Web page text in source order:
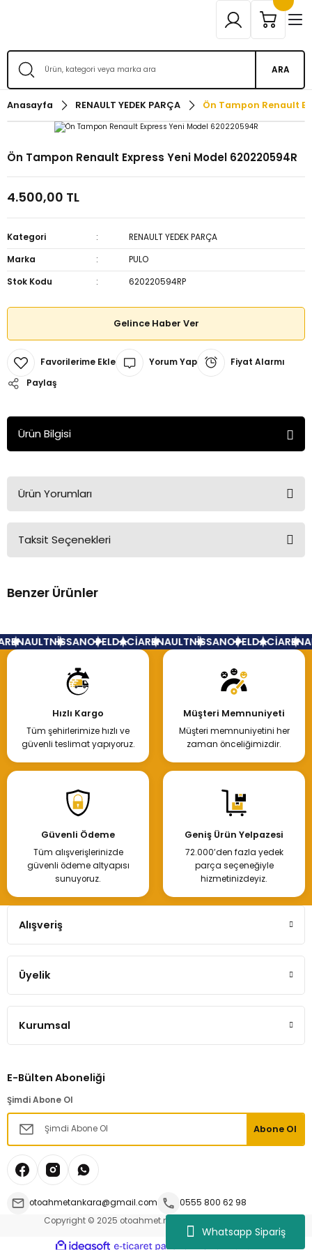
Whatsapp Sipariş
ARA
Anasayfa RENAULT YEDEK PARÇA Ön Tampon Renault
Ön Tampon Renault Express Yeni Model 620220594R
4.500,00 TL
Kategori
RENAULT YEDEK PARÇA
Marka
PULO
Stok Kodu
620220594RP
Gelince Haber Ver
Yorum Yap
Fiyat Alarmı
Paylaş
Ürün Bilgisi
Ürün Yorumları
Bu ürüne ilk yorumu siz yapın!
Taksit Seçenekleri
Benzer Ürünler
23.621,72 TL
Hemen İncele
RENAULTNİSSANOPELDACİARENAULTNİSSANOPELDACİA
Hızlı Kargo
Tüm şehirlerimize hızlı ve
güvenli teslimat yapıyoruz.
Müşteri Memnuniyeti
Müşteri memnuniyetini her
zaman önceliğimizdir.
Güvenli Ödeme
Tüm alışverişlerinizde
güvenli ödeme altyapısı
sunuyoruz.
Geniş Ürün Yelpazesi
72.000’den fazla yedek
parça seçeneğiyle
hizmetinizdeyiz.
Alışveriş
Üyelik
Kurumsal
E-Bülten Aboneliği
Şimdi Abone Ol
Abone Ol
otoahmetankara@gmail.com
0555 800 62 98
Copyright © 2025 otoahmet.net | Tüm hakları saklıdır.
ideasoft